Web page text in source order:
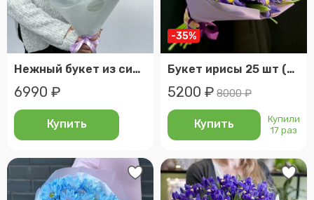
Нежный букет из синих ирисов в белой упаковке (размер xl)
6990 ₽
Купить
-35%
Букет ирисы 25 шт (мб 047)
5200 ₽ 8000 ₽
Купить
Купили
17 раз